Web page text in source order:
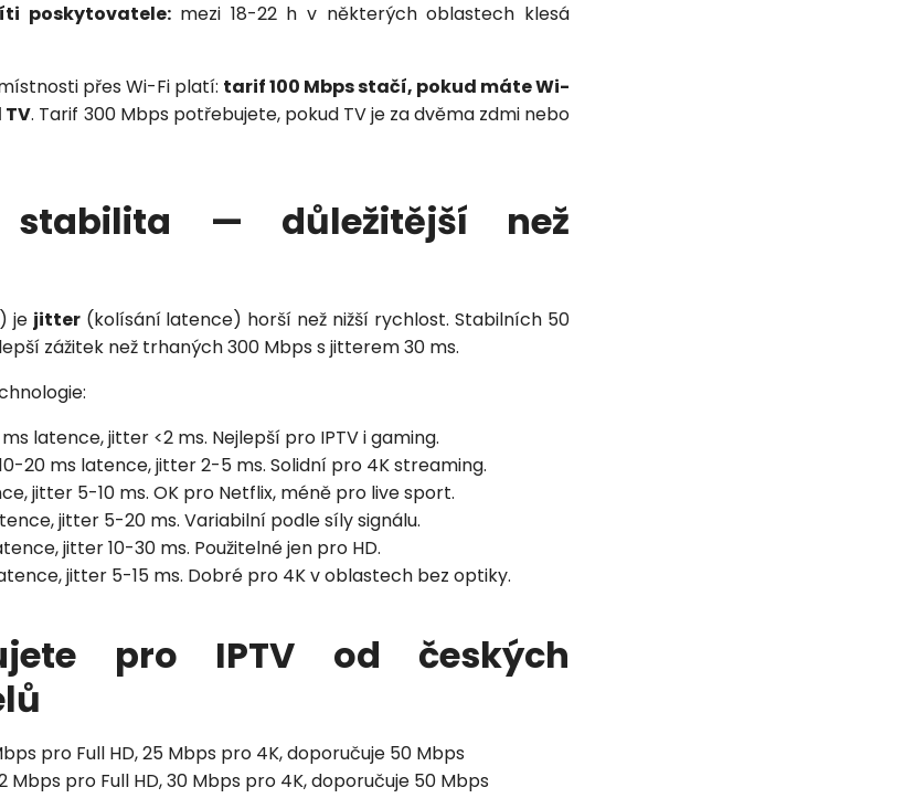
poskytovatele:mezi 18-22 h v některých oblastech klesá
přes Wi-Fi platí: tarif 100 Mbps stačí, pokud máte Wi-
TV. Tarif 300 Mbps potřebujete, pokud TV je za dvěma zdmi nebo
stabilita — důležitější než
je jitter(kolísání latence) horší než nižší rychlost. Stabilních 50
zážitek než trhaných 300 Mbps s jitterem 30 ms.
ms latence, jitter <2 ms. Nejlepší pro IPTV i gaming.
20 ms latence, jitter 2-5 ms. Solidní pro 4K streaming.
jitter 5-10 ms. OK pro Netflix, méně pro live sport.
jitter 5-20 ms. Variabilní podle síly signálu.
jitter 10-30 ms. Použitelné jen pro HD.
jitter 5-15 ms. Dobré pro 4K v oblastech bez optiky.
pro IPTV od českých
pro Full HD, 25 Mbps pro 4K, doporučuje 50 Mbps
Mbps pro Full HD, 30 Mbps pro 4K, doporučuje 50 Mbps